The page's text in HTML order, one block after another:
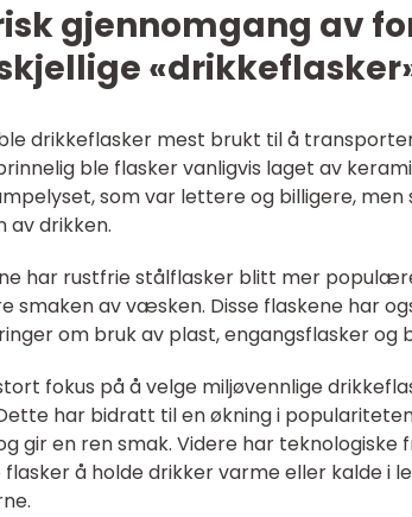
gjennomgang av
drikkeflasker mest brukt til å
ble flasker vanligvis laget av
som var lettere og billigere,
av drikken.
har rustfrie stålflasker blitt mer
smaken av væsken. Disse flaskene har
om bruk av plast, engangsflasker
fokus på å velge miljøvennlige
har bidratt til en økning i
gir en ren smak. Videre har
å holde drikker varme eller kalde i